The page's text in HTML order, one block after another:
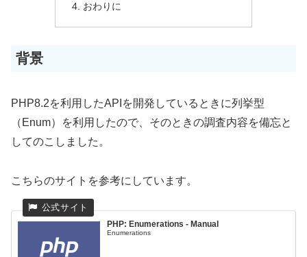
おわりに
背景
PHP8.2を利用したAPIを開発しているときに列挙型
（Enum）を利用したので、そのときの調査内容を備忘と
してのこしました。
こちらのサイトを参考にしています。
PHP: Enumerations - Manual
Enumerations